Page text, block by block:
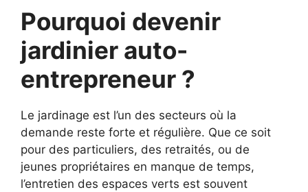
Pourquoi devenir
jardinier auto-
entrepreneur ?
Le jardinage est l’un des secteurs où la
demande reste forte et régulière. Que ce soit
pour des particuliers, des retraités, ou de
jeunes propriétaires en manque de temps,
l’entretien des espaces verts est souvent